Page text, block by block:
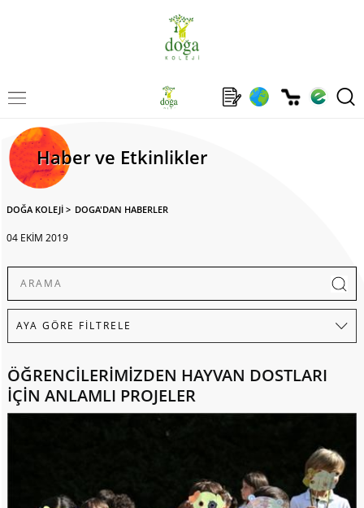
Haber ve Etkinlikler
DOĞA KOLEJİ > DOGA'DAN HABERLER
04 EKİM 2019
ÖĞRENCİLERİMİZDEN HAYVAN DOSTLARI
İÇİN ANLAMLI PROJELER